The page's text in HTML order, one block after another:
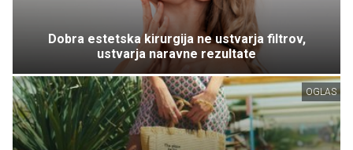
Dobra estetska kirurgija ne ustvarja filtrov,
ustvarja naravne rezultate
OGLAS